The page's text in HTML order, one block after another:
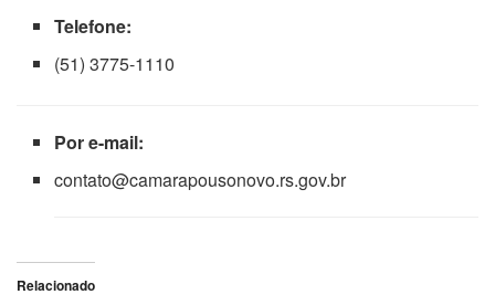
Telefone:
(51) 3775-1110
Por e-mail:
contato@camarapousonovo.rs.gov.br
Relacionado